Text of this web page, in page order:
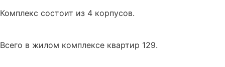
Комплекс состоит из 4 корпусов.
Всего в жилом комплексе квартир 129.